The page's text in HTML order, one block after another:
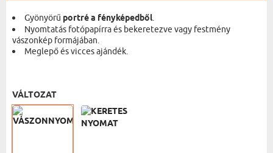
Gyönyörű portré a fényképedből.
Nyomtatás fotópapírra és bekeretezve vagy festmény
vászonkép formájában.
Meglepő és vicces ajándék.
VÁLTOZAT